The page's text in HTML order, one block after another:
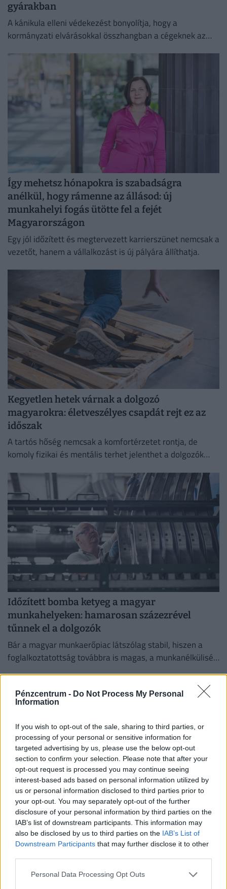
Pénzcentrum - Do Not Process My Personal
Information
If you wish to opt-out of the sale, sharing to third parties, or
processing of your personal or sensitive information for
targeted advertising by us, please use the below opt-out
section to confirm your selection. Please note that after your
opt-out request is processed you may continue seeing
interest-based ads based on personal information utilized by
us or personal information disclosed to third parties prior to
your opt-out. You may separately opt-out of the further
disclosure of your personal information by third parties on the
IAB’s list of downstream participants. This information may
also be disclosed by us to third parties on the IAB’s List of
Downstream Participants that may further disclose it to other
Personal Data Processing Opt Outs
gyárakban
A kánikula elleni védekezést bonyolítja, hogy a
kormányzati elvárásokkal összhangban a cégeknek az
Így mehetsz hónapokra is szabadságra
anélkül, hogy rámenne az állásod: új
munkahelyi fogás ütötte fel a fejét
Magyarországon
Egy jól időzített és megtervezett karrierszünet nemcsak a
vezetőt, hanem a vállalkozást is új pályára állíthatja.
Kegyetlen hetek várnak a dolgozó
magyarokra: életveszélyes csapdát rejt ez az
időszak
A tartós hőség nemcsak a komfortérzetet rontja, de
komoly fizikai és mentális terhet jelenthet a dolgozók
Időzített bomba ketyeg a magyar
munkahelyeken: hamarosan százezrével
tűnnek el a dolgozók
Bár a magyar munkaerőpiac látszólag stabil, hiszen a
foglalkoztatottság továbbra is magas, a munkanélküliség
Teljesen átírhatják a kötelező szombati
munkanapot a magyaroknak: váratlan javaslat
érkezett
Átfogó javaslatcsomagot dolgozott ki a Magyar
Kereskedelmi és Iparkamara (MKIK) a gazdaság
működőképességének megőrzése és az energiaválság